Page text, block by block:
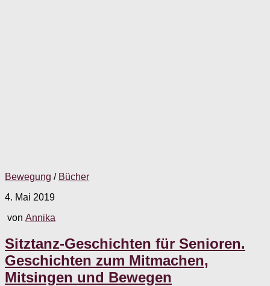
Bewegung / Bücher
4. Mai 2019
von Annika
Sitztanz-Geschichten für Senioren.
Geschichten zum Mitmachen,
Mitsingen und Bewegen